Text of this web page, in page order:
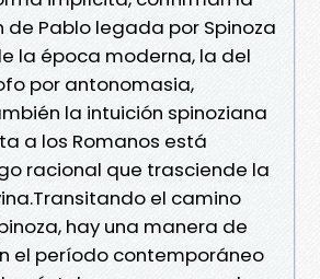
Pablo legada por Spinoza
la época moderna, la del
por antonomasia,
la intuición spinoziana
a los Romanos está
racional que trasciende la
el camino
hay una manera de
el período contemporáneo